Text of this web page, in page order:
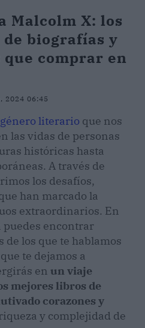
Malcolm X: los
biografías y
comprar en
2024 06:45
género literario que nos
las vidas de personas
históricas hasta
A través de
los desafíos,
han marcado la
extraordinarios. En
puedes encontrar
de los que te hablamos
te dejamos a
en un viaje
mejores libros de
corazones y
y complejidad de